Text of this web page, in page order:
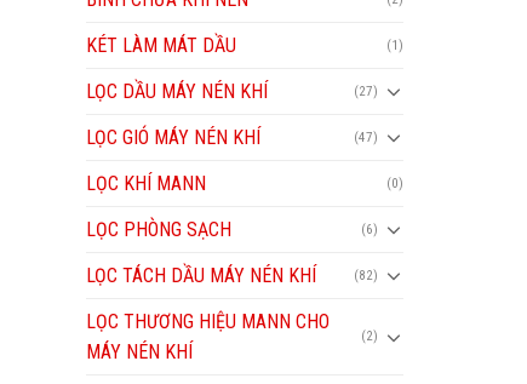
KÉT LÀM MÁT DẦU (1)
LỌC DẦU MÁY NÉN KHÍ (27)
LỌC GIÓ MÁY NÉN KHÍ (47)
LỌC KHÍ MANN (0)
LỌC PHÒNG SẠCH (6)
LỌC TÁCH DẦU MÁY NÉN KHÍ (82)
LỌC THƯƠNG HIỆU MANN CHO
MÁY NÉN KHÍ
(2)